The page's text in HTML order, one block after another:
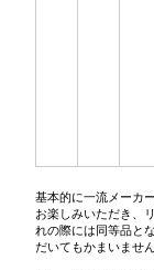
基本的に一流メーカ
お楽しみいただき、
れの際には同等品と
だいてもかまいません